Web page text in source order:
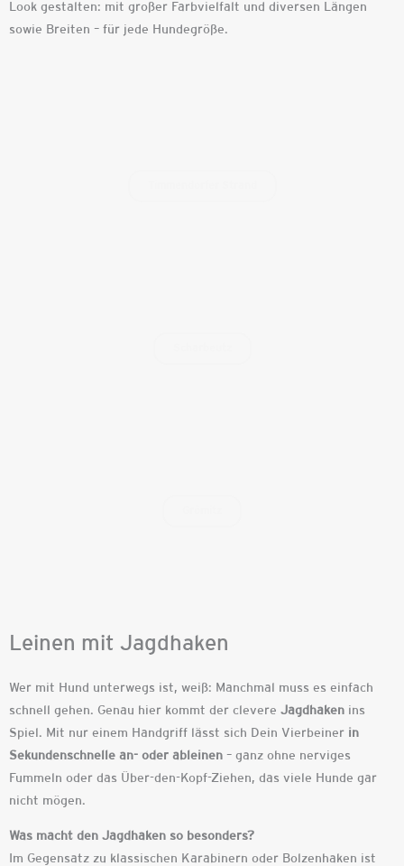
Look gestalten: mit großer Farbvielfalt und diversen Längen
sowie Breiten – für jede Hundegröße.
Leinen mit Jagdhaken
Wer mit Hund unterwegs ist, weiß: Manchmal muss es einfach
schnell gehen. Genau hier kommt der clevere Jagdhaken ins
Spiel. Mit nur einem Handgriff lässt sich Dein Vierbeiner
in
Sekundenschnelle an- oder ableinen – ganz ohne nerviges
Fummeln oder das Über-den-Kopf-Ziehen, das viele Hunde gar
nicht mögen.
Was macht den Jagdhaken so besonders?
Im Gegensatz zu klassischen Karabinern oder Bolzenhaken ist